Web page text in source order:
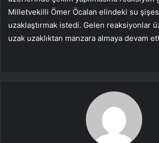
Milletvekilli Ömer Öcalan elindeki su
uzaklaştırmak istedi. Gelen reaksiyonlar
uzak uzaklıktan manzara almaya devam